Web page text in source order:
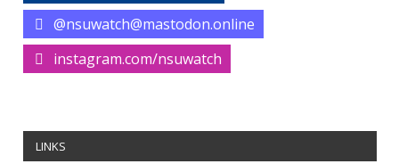
@nsuwatch@mastodon.online
instagram.com/nsuwatch
LINKS